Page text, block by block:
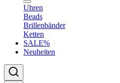
Uhren
Beads
Brillenbänder
Ketten
SALE%
Neuheiten